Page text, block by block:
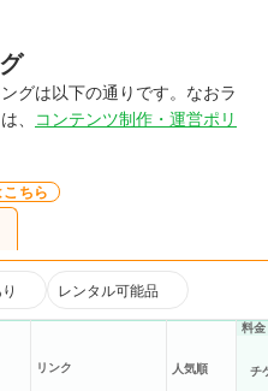
グは以下の通りです。なおラ
、
コンテンツ制作・運営ポリ
ちら
レンタル可能品
リンク 人気順
料金
チ